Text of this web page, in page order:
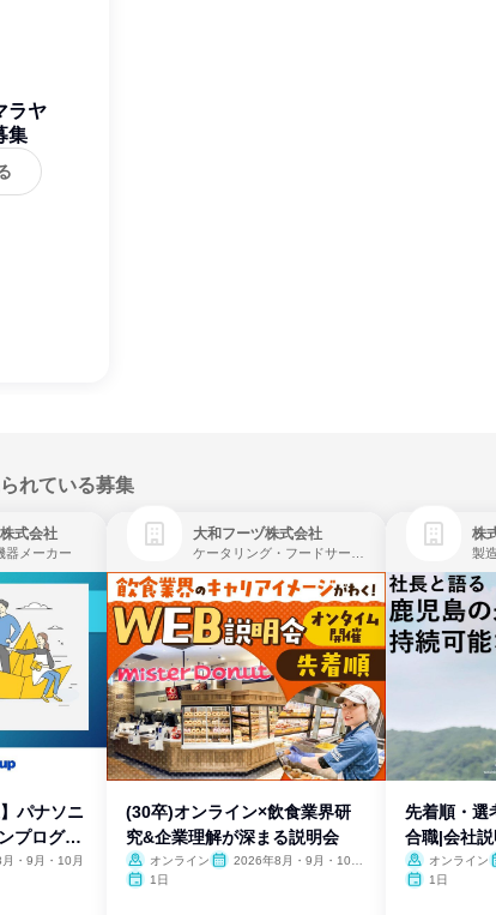
ラヤ
集
れている募集
式会社
器メーカー
パナソニ
プログラ
・9月・10月
大和フーヅ株式会社
(30卒)オンライン×飲食業界研
究&企業理解が深まる説明会
オンライン
2026年8月・9月・10
1日
株
製
先着順・選
合職|会社
オンライン
1日